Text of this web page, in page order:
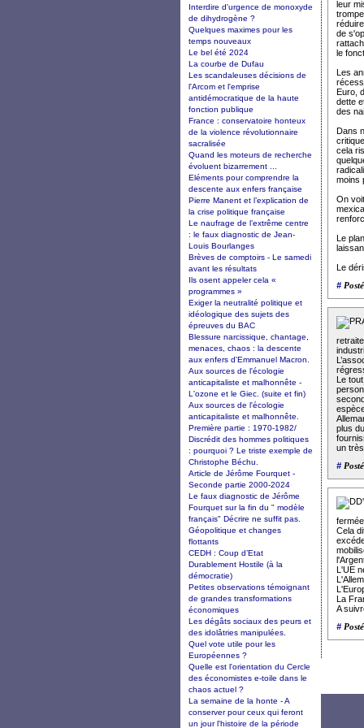
leur
de
le
Les
Euro,
dette
des
Dans
cela
moins
On
Le
Le
#
Le
plus
un
#
Cela
L'UE
La
A
#
Interdire d'urgence de monoxyde
de dihydrogène ?
Quelques maximes pour les
temps nouveaux
Le bel été 2024
La courbe de Dufau
Les scandaleuses décisions de
l'Arcom et l'emprise
antidémocratique de la haute
fonction publique
France : conservatoire honteux
de la violence révolutionnaire
sacralisée
Quand les moteurs de recherche
évoluent bizarrement ...
Eléments pour comprendre la
descente aux enfers française
Pierre Manent et l’explication de
la crise politique française
Le naufrage de l’extrême centre
: le faux diagnostic de Jean-
Louis Bourlanges
Brèves de comptoirs - Le samedi
avant les résultats
Ils osent appeler cela «
programmes »
Exiger la neutralité politique et
idéologique des sujets des
épreuves du BAC
Blessure narcissique, chantage,
menaces, chaos : la descente
aux enfers d'Emmanuel Macron.
Aux sources de l'écologie
anticapitaliste et malhonnête -
L'ozone et le Giec. (suite et fin)
Aux sources de l'écologie
anticapitaliste et malhonnête.
Première partie : 1970-1982/
Discrédit des hommes politiques
: pourquoi ? Le triste exemple de
Christophe Béchu.
Article de Jérôme Fourquet -
Seconde partie 2000-2024
Le faux diagnostic de Jérôme
Fourquet sur la fin du " modèle
français" Décrire ne suffit pas.
Géopolitique et changes
flottants
CEDH : Coup d’Etat
Durablement Hostile (à la
démocratie)
Petites observations témoignant
de grandes transformations
économiques
Les dégâts sociaux des peurs et
des idolâtries manipulées.
Quel vote utile pour les
Européennes ?
Quelle est l'orientation du Cercle
des économistes e-toile dans le
chaos actuel ?
La semaine de la honte - A
conserver pour ceux qui feront
un jour l'histoire de la période